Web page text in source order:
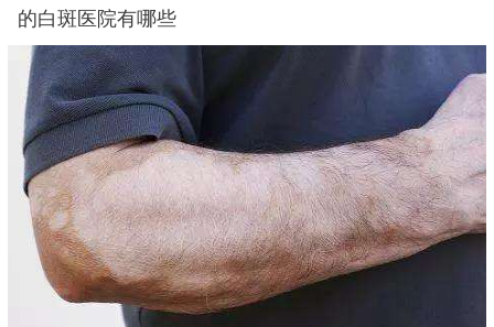
的白斑医院有哪些